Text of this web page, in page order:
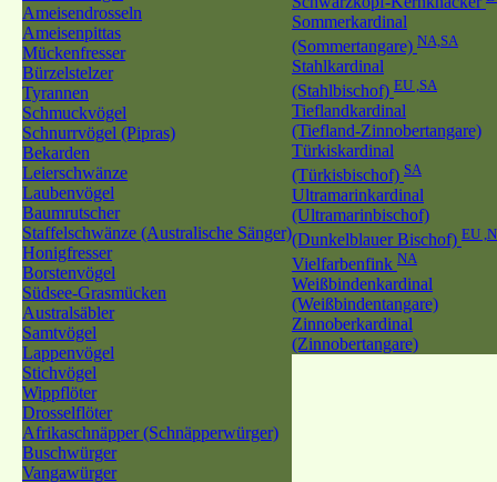
Ameisendrosseln
Ameisenpittas
Mückenfresser
Bürzelstelzer
Tyrannen
Schmuckvögel
Schnurrvögel (Pipras)
Bekarden
Leierschwänze
Laubenvögel
Baumrutscher
Staffelschwänze (Australische Sänger)
Honigfresser
Borstenvögel
Südsee-Grasmücken
Australsäbler
Samtvögel
Lappenvögel
Stichvögel
Wippflöter
Drosselflöter
Afrikaschnäpper (Schnäpperwürger)
Buschwürger
Vangawürger
Sommerkardinal
(Sommertangare) NA,SA
Stahlkardinal
(Stahlbischof) EU ,SA
Tieflandkardinal
(Tiefland-Zinnobertangare)
Türkiskardinal
(Türkisbischof) SA
Ultramarinkardinal
(Ultramarinbischof)
(Dunkelblauer Bischof) EU
Vielfarbenfink NA
Weißbindenkardinal
(Weißbindentangare)
Zinnoberkardinal
(Zinnobertangare)